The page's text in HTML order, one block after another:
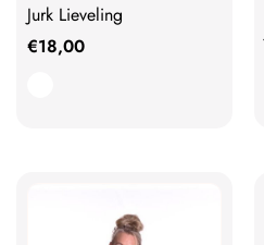
Jurk Lieveling
€18,00